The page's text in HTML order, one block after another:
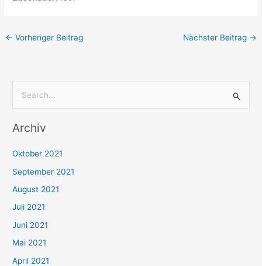
← Vorheriger Beitrag Nächster Beitrag →
c
n
n
a
c
h
:
Archiv
Oktober 2021
September 2021
August 2021
Juli 2021
Juni 2021
Mai 2021
April 2021